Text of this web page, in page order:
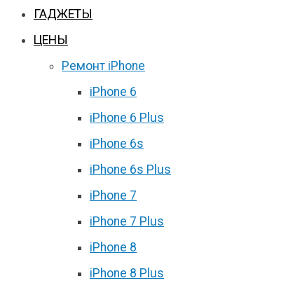
ГАДЖЕТЫ
ЦЕНЫ
Ремонт iPhone
iPhone 6
iPhone 6 Plus
iPhone 6s
iPhone 6s Plus
iPhone 7
iPhone 7 Plus
iPhone 8
iPhone 8 Plus